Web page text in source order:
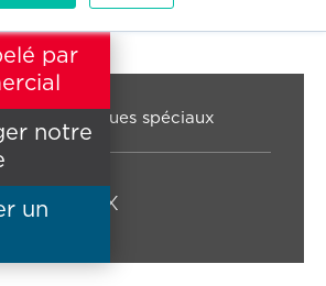
Risques spéciaux
spéciaux
par
notre
un